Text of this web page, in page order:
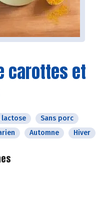
carottes et
lactose
Sans porc
Automne Hiver